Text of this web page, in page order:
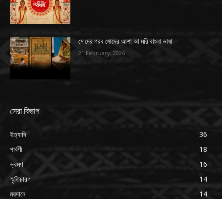
মোদের গরব মোদের আশা আ মরি বাংলা ভাষা
21 February, 2026
সেরা বিভাগ
ইত্যাদি
36
পার্বণী
18
ভ্রমণ
16
স্মৃতিচারণ
14
ময়দানে
14